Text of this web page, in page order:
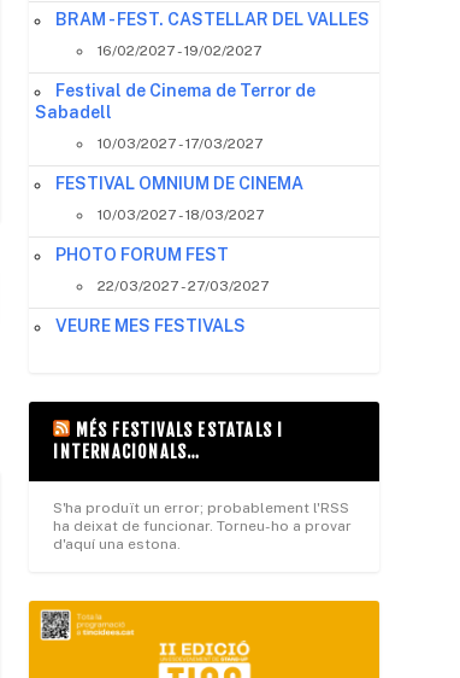
BRAM - FEST. CASTELLAR DEL VALLES
16/02/2027 - 19/02/2027
Festival de Cinema de Terror de
Sabadell
10/03/2027 - 17/03/2027
FESTIVAL OMNIUM DE CINEMA
10/03/2027 - 18/03/2027
PHOTO FORUM FEST
22/03/2027 - 27/03/2027
VEURE MES FESTIVALS
MÉS FESTIVALS ESTATALS I
INTERNACIONALS…
S'ha produït un error; probablement l'RSS
ha deixat de funcionar. Torneu-ho a provar
d'aquí una estona.